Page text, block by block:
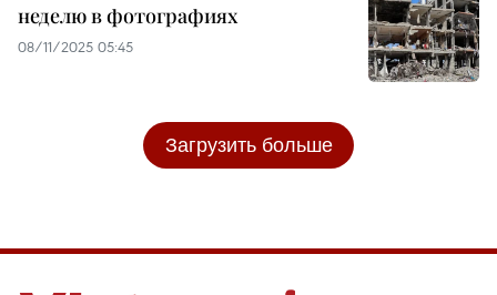
неделю в фотографиях
08/11/2025 05:45
Загрузить больше